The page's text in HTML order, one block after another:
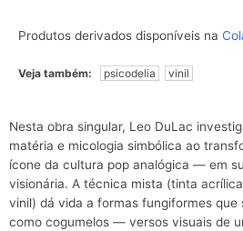
Produtos derivados disponíveis na
Veja também: psicodelia vinil
Nesta obra singular, Leo DuLac
matéria e micologia simbólica ao
ícone da cultura pop analógica — em
visionária. A técnica mista (tinta
vinil) dá vida a formas fungiformes que
como cogumelos — versos visuais de